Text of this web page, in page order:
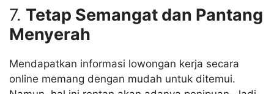
7. Tetap Semangat dan Pantang
Menyerah
Mendapatkan informasi lowongan kerja secara
online memang dengan mudah untuk ditemui.